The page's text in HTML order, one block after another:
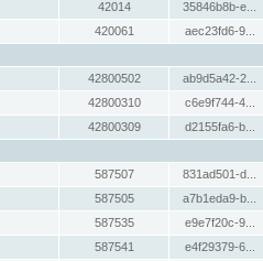
42014 35846b8b-e...
420061 aec23fd6-9...
42800502 ab9d5a42-2...
42800310 c6e9f744-4...
42800309 d2155fa6-b...
587507 831ad501-d...
587505 a7b1eda9-b...
587535 e9e7f20c-9...
587541 e4f29379-6...